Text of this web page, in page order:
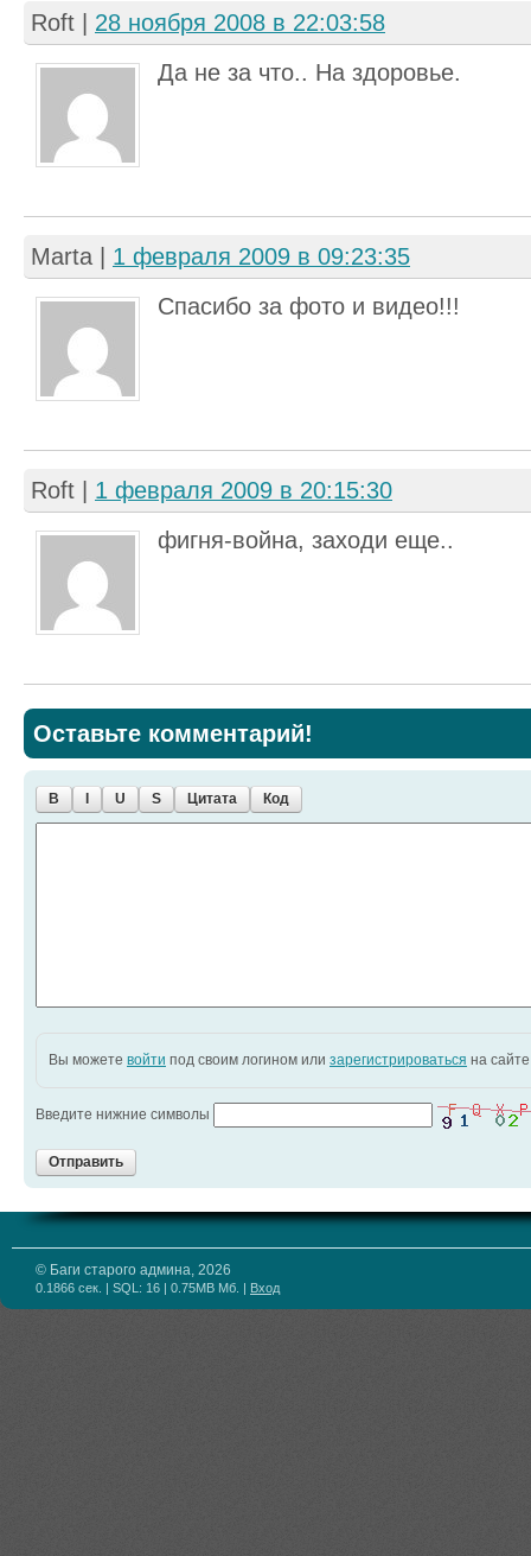
Roft
28 ноября 2008 в 22:03:58
Да не за что.. На здоровье.
Marta
1 февраля 2009 в 09:23:35
Спасибо за фото и видео!!!
Roft
1 февраля 2009 в 20:15:30
фигня-война, заходи еще..
Оставьте комментарий!
B U S Цитата Код
Вы можете войти под своим логином или зарегистрироваться на
Введите нижние символы
Отправить
© Баги старого админа, 2026
0.1866 сек. | SQL: 16 | 0.75MB Мб. | Вход